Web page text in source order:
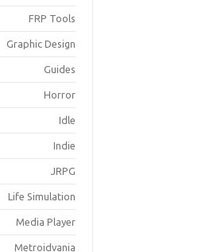
FRP Tools
Graphic Design
Guides
Horror
Idle
Indie
JRPG
Life Simulation
Media Player
Metroidvania